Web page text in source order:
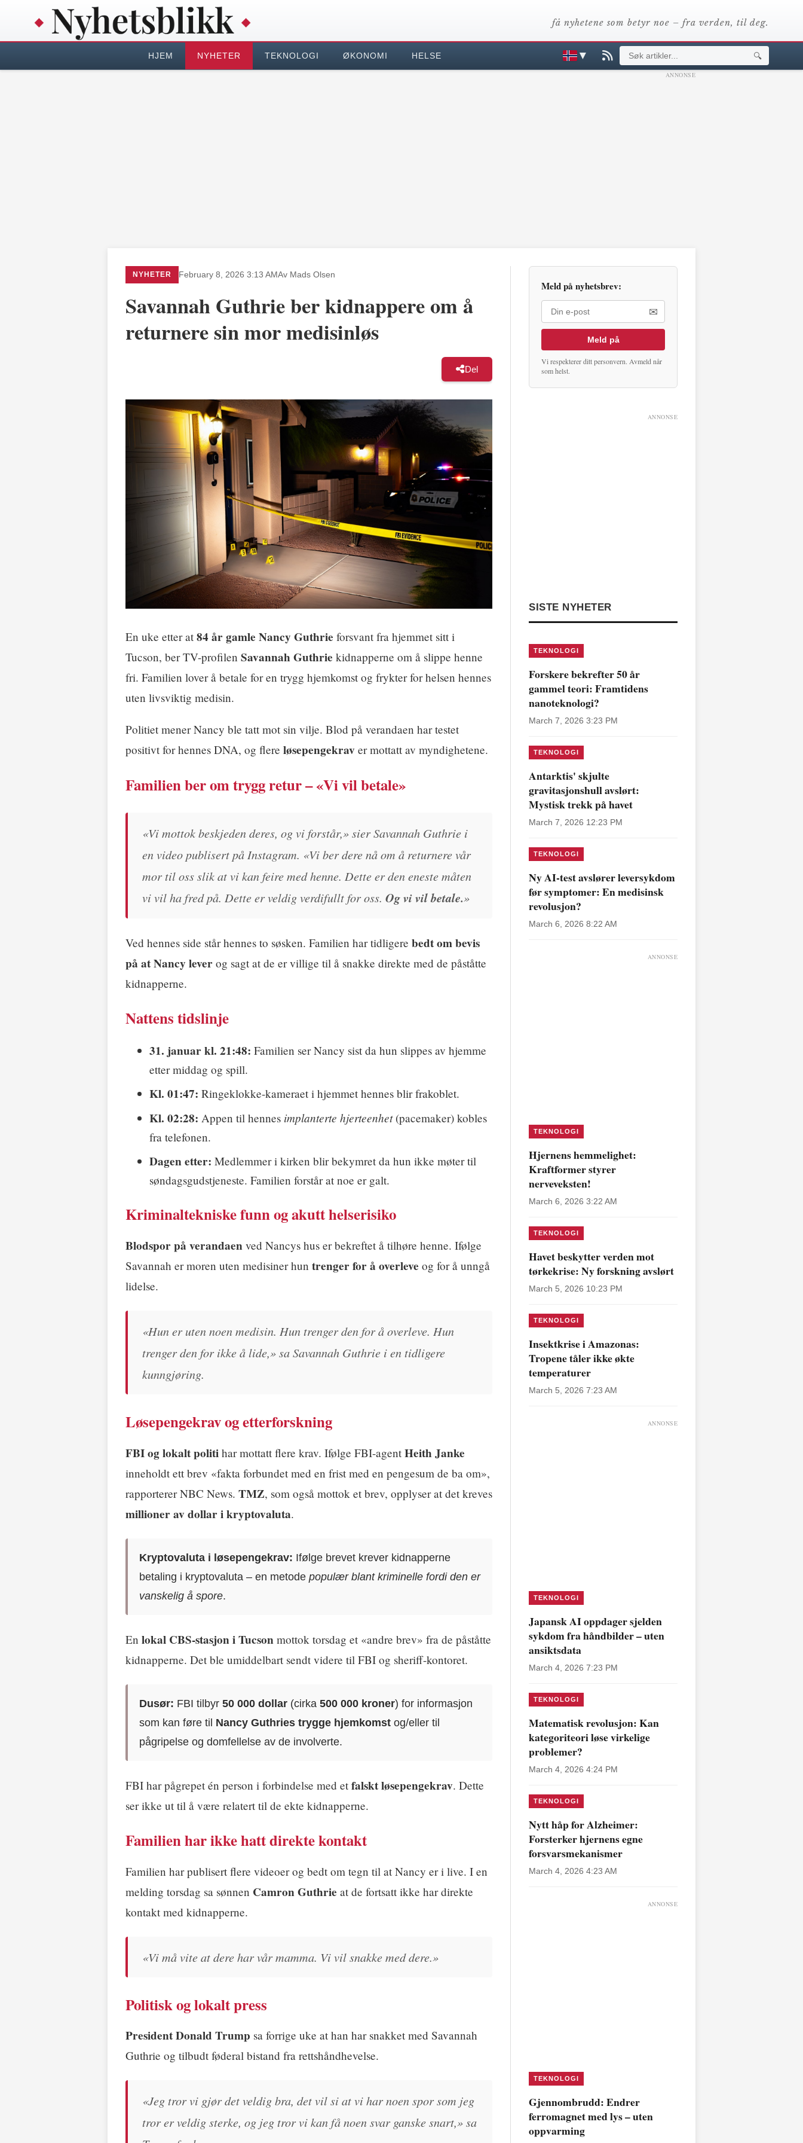
få nyhetene som betyr noe – fra verden, til deg.
HJEM NYHETER TEKNOLOGI ØKONOMI HELSE ▼ 🔍
ANNONSE
NYHETER February 8, 2026 3:13 AMAv Mads Olsen
Savannah Guthrie ber kidnappere om å
returnere sin mor medisinløs
Del
En uke etter at 84 år gamle Nancy Guthrie forsvant fra hjemmet sitt i
Tucson, ber TV-profilen Savannah Guthrie kidnapperne om å slippe henne
fri. Familien lover å betale for en trygg hjemkomst og frykter for helsen hennes
uten livsviktig medisin.
Politiet mener Nancy ble tatt mot sin vilje. Blod på verandaen har testet
positivt for hennes DNA, og flere løsepengekrav er mottatt av myndighetene.
Familien ber om trygg retur – «Vi vil betale»
«Vi mottok beskjeden deres, og vi forstår,» sier Savannah Guthrie i
en video publisert på Instagram. «Vi ber dere nå om å returnere vår
mor til oss slik at vi kan feire med henne. Dette er den eneste måten
vi vil ha fred på. Dette er veldig verdifullt for oss. Og vi vil betale.»
Ved hennes side står hennes to søsken. Familien har tidligere bedt om bevis
på at Nancy lever og sagt at de er villige til å snakke direkte med de påståtte
kidnapperne.
Nattens tidslinje
31. januar kl. 21:48: Familien ser Nancy sist da hun slippes av hjemme
etter middag og spill.
Kl. 01:47: Ringeklokke-kameraet i hjemmet hennes blir frakoblet.
Kl. 02:28: Appen til hennes implanterte hjerteenhet(pacemaker) kobles
fra telefonen.
Dagen etter: Medlemmer i kirken blir bekymret da hun ikke møter til
søndagsgudstjeneste. Familien forstår at noe er galt.
Kriminaltekniske funn og akutt helserisiko
Blodspor på verandaen ved Nancys hus er bekreftet å tilhøre henne. Ifølge
Savannah er moren uten medisiner hun trenger for å overleve og for å unngå
lidelse.
«Hun er uten noen medisin. Hun trenger den for å overleve. Hun
trenger den for ikke å lide,» sa Savannah Guthrie i en tidligere
kunngjøring.
Løsepengekrav og etterforskning
FBI og lokalt politi har mottatt flere krav. Ifølge FBI-agent Heith Janke
inneholdt ett brev «fakta forbundet med en frist med en pengesum de ba om»,
rapporterer NBC News. TMZ, som også mottok et brev, opplyser at det kreves
millioner av dollar i kryptovaluta.
Kryptovaluta i løsepengekrav: Ifølge brevet krever kidnapperne
betaling i kryptovaluta – en metodepopulær blant kriminelle fordi den er
vanskelig å spore.
En lokal CBS-stasjon i Tucson mottok torsdag et «andre brev» fra de påståtte
kidnapperne. Det ble umiddelbart sendt videre til FBI og sheriff-kontoret.
Dusør: FBI tilbyr50 000 dollar (cirka500 000 kroner) for informasjon
som kan føre til Nancy Guthries trygge hjemkomst og/eller til
pågripelse og domfellelse av de involverte.
FBI har pågrepet én person i forbindelse med et falskt løsepengekrav. Dette
ser ikke ut til å være relatert til de ekte kidnapperne.
Familien har ikke hatt direkte kontakt
Familien har publisert flere videoer og bedt om tegn til at Nancy er i live. I en
melding torsdag sa sønnen Camron Guthrie at de fortsatt ikke har direkte
kontakt med kidnapperne.
«Vi må vite at dere har vår mamma. Vi vil snakke med dere.»
Politisk og lokalt press
President Donald Trump sa forrige uke at han har snakket med Savannah
Guthrie og tilbudt føderal bistand fra rettshåndhevelse.
«Jeg tror vi gjør det veldig bra, det vil si at vi har noen spor som jeg
tror er veldig sterke, og jeg tror vi kan få noen svar ganske snart,» sa
Meld på nyhetsbrev:
✉
Meld på
Vi respekterer ditt personvern. Avmeld når
som helst.
ANNONSE
SISTE NYHETER
TEKNOLOGI
Forskere bekrefter 50 år
gammel teori: Framtidens
nanoteknologi?
March 7, 2026 3:23 PM
TEKNOLOGI
Antarktis' skjulte
gravitasjonshull avslørt:
Mystisk trekk på havet
March 7, 2026 12:23 PM
TEKNOLOGI
Ny AI-test avslører leversykdom
før symptomer: En medisinsk
revolusjon?
March 6, 2026 8:22 AM
ANNONSE
TEKNOLOGI
Hjernens hemmelighet:
Kraftformer styrer
nerveveksten!
March 6, 2026 3:22 AM
TEKNOLOGI
Havet beskytter verden mot
tørkekrise: Ny forskning avslørt
March 5, 2026 10:23 PM
TEKNOLOGI
Insektkrise i Amazonas:
Tropene tåler ikke økte
temperaturer
March 5, 2026 7:23 AM
ANNONSE
TEKNOLOGI
Japansk AI oppdager sjelden
sykdom fra håndbilder – uten
ansiktsdata
March 4, 2026 7:23 PM
TEKNOLOGI
Matematisk revolusjon: Kan
kategoriteori løse virkelige
problemer?
March 4, 2026 4:24 PM
TEKNOLOGI
Nytt håp for Alzheimer:
Forsterker hjernens egne
forsvarsmekanismer
March 4, 2026 4:23 AM
ANNONSE
TEKNOLOGI
Gjennombrudd: Endrer
ferromagnet med lys – uten
oppvarming